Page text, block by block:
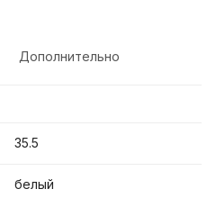
Дополнительно
35.5
белый